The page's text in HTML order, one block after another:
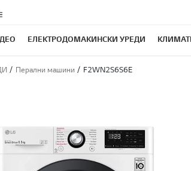
ЕЛЕКТРОДОМАКИНСКИ УРЕДИ
Перални машини F2WN2S6S6E